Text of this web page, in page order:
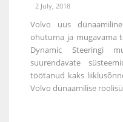
2 July, 2018
Volvo uus
ohutuma ja mugavama
Dynamic Steeringi
suurendavate
töötanud kaks
Volvo dünaamilise